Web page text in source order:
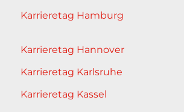
Karrieretag Hamburg
Karrieretag Hannover
Karrieretag Karlsruhe
Karrieretag Kassel